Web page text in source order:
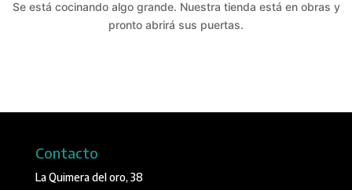
Se está cocinando algo grande. Nuestra tienda está en obras y
pronto abrirá sus puertas.
Contacto
La Quimera del oro, 38